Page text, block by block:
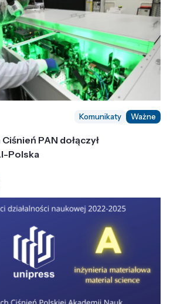
Komunikaty Ważne
PAN dołączył
Polska